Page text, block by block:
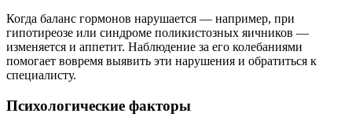
Когда баланс гормонов нарушается — например, при
гипотиреозе или синдроме поликистозных яичников —
изменяется и аппетит. Наблюдение за его колебаниями
помогает вовремя выявить эти нарушения и обратиться к
специалисту.
Психологические факторы